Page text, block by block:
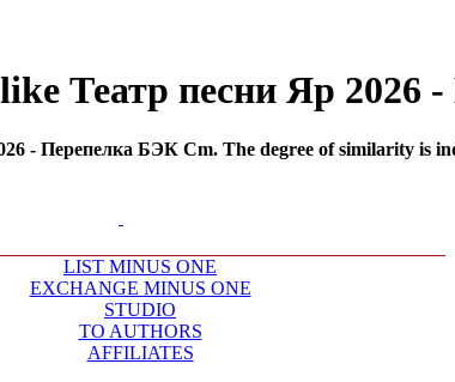
Театр песни Яр 2026
- Перепелка БЭК Cm. The degree of similarity is
LIST MINUS ONE
EXCHANGE MINUS ONE
STUDIO
TO AUTHORS
AFFILIATES